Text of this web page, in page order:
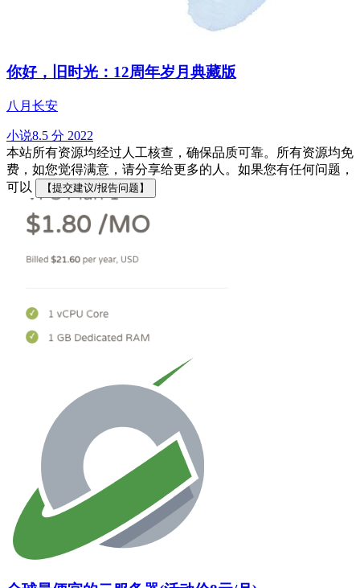
你好，旧时光：12周年岁月典藏版
八月长安
小说8.5 分 2022
本站所有资源均经过人工核查，确保品质可靠。所有资源均免
费，如您觉得满意，请分享给更多的人。如果您有任何问题，
可以
【提交建议/报告问题】